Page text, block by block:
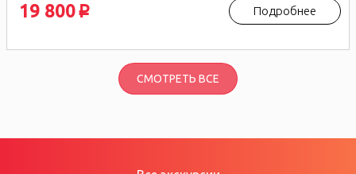
19 800 p Подробнее
СМОТРЕТЬ ВСЕ